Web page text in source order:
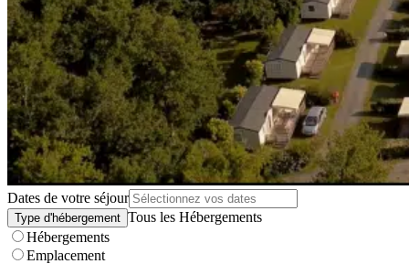
Dates de votre séjour
Type d'hébergement Tous les Hébergements
Hébergements
Emplacement